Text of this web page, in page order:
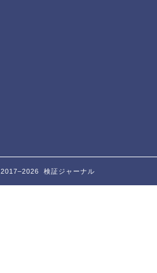
2017–2026 検証ジャーナル